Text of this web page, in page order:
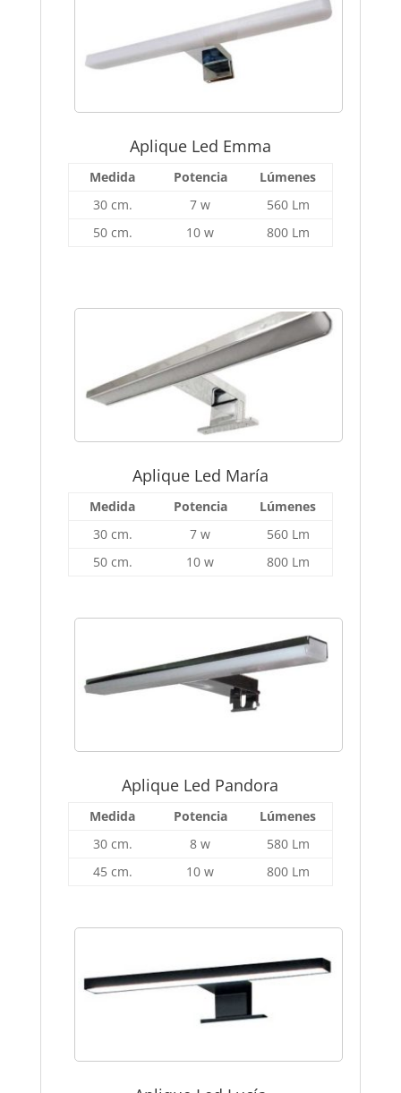
Aplique Led Emma
Medida Potencia
Lúmenes
30 cm.
7 w
560 Lm
50 cm.
10 w 800 Lm
Aplique Led María
Medida Potencia
Lúmenes
30 cm.
7 w
560 Lm
50 cm.
10 w 800 Lm
Aplique Led Pandora
Medida Potencia
Lúmenes
30 cm.
8 w
580 Lm
45 cm.
10 w 800 Lm